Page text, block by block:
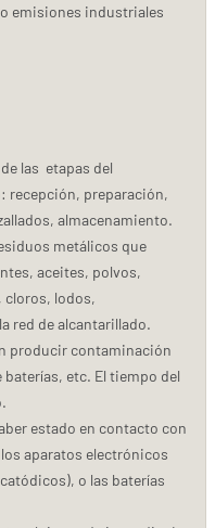
emisiones industriales
las etapas del
recepción, preparación,
almacenamiento.
metálicos que
aceites, polvos,
cloros, lodos,
red de alcantarillado.
producir contaminación
etc. El tiempo del
estado en contacto con
aparatos electrónicos
o las baterías